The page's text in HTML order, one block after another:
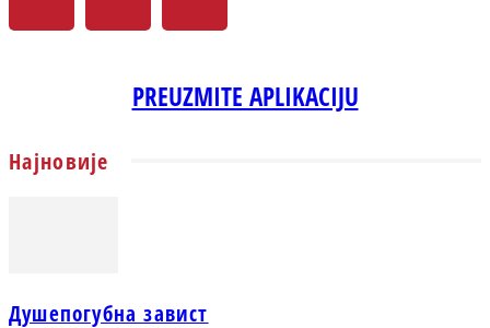
PREUZMITE APLIKACIJU
Најновије
Душепогубна завист